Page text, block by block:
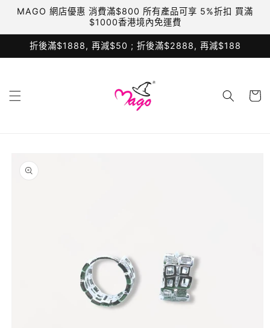
跳至內
MAGO 網店優惠 消費滿$800 所有產品可享 5%折扣 買滿
$1000香港境內免運費
折後滿$1888, 再減$50 ; 折後滿$2888, 再減$188
物
品資訊